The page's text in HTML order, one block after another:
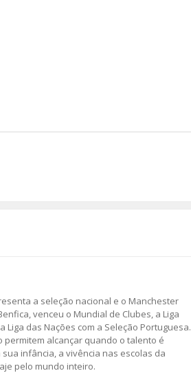
a seleção nacional e o Manchester
venceu o Mundial de Clubes, a Liga
das Nações com a Seleção Portuguesa.
alcançar quando o talento é
infância, a vivência nas escolas da
pelo mundo inteiro.